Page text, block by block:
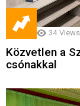
34 Views
Közvetlen a
csónakkal